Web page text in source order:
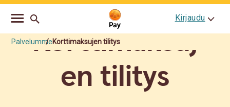
Go
navigation
Skip
Kirjaudu
PalvelummeKorttimaksujen tilitys
Korttimaksuj
en tilitys